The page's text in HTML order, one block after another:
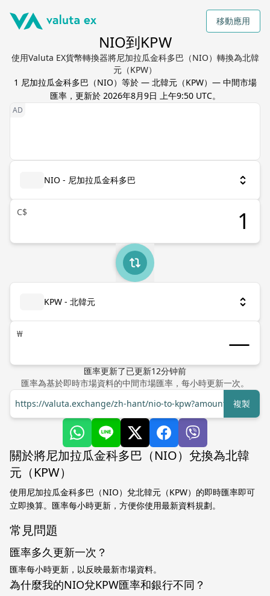
移動應用
NIO到KPW
使用Valuta EX貨幣轉換器將尼加拉瓜金科多巴（NIO）轉換為北韓
元（KPW）
1 尼加拉瓜金科多巴 （NIO）等於 — 北韓元（KPW）— 中間市場
匯率，更新於 2026年8月9日 上午9:50 UTC。
NIO - 尼加拉瓜金科多巴
C$
KPW - 北韓元
₩
匯率更新了已更新12分钟前
匯率為基於即時市場資料的中間市場匯率，每小時更新一次。
https://valuta.exchange/zh-hant/nio-to-kpw?amount=1複製
關於將尼加拉瓜金科多巴（NIO）兌換為北韓
元（KPW）
使用尼加拉瓜金科多巴（NIO）兌北韓元（KPW）的即時匯率即可
立即換算。匯率每小時更新，方便你使用最新資料規劃。
常見問題
匯率多久更新一次？
匯率每小時更新，以反映最新市場資料。
為什麼我的NIO兌KPW匯率和銀行不同？